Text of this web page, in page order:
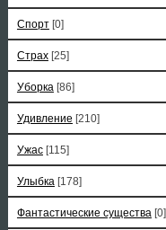
Спорт [0]
Страх [25]
Уборка [86]
Удивление [210]
Ужас [115]
Улыбка [178]
Фантастические существа [0]